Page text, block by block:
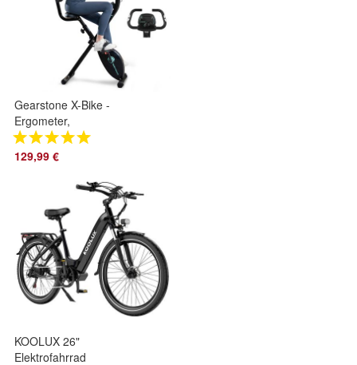
Gearstone X-Bike -
Ergometer,
Heimtrainer,
Fitness-Bike,
129,99 €
KOOLUX 26"
Elektrofahrrad